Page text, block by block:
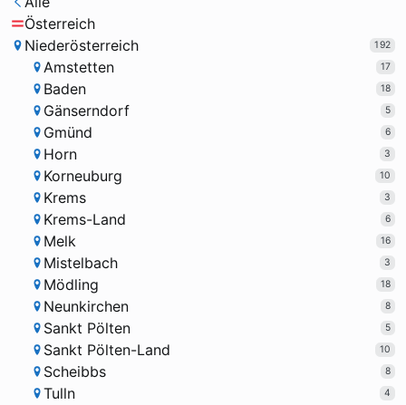
Österreich
Niederösterreich
192
Amstetten 17
Baden 18
Gänserndorf 5
Gmünd 6
Horn 3
Korneuburg 10
Krems 3
Krems-Land 6
Melk 16
Mistelbach 3
Mödling 18
Neunkirchen 8
Sankt Pölten 5
Sankt Pölten-Land 10
Scheibbs 8
Tulln 4